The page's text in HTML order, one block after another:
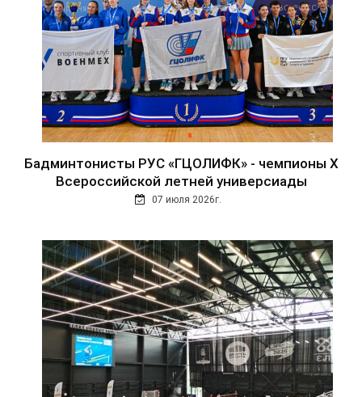
Бадминтонисты РУС «ГЦОЛИФК» - чемпионы Х
Всероссийской летней универсиады
07 июля 2026г.